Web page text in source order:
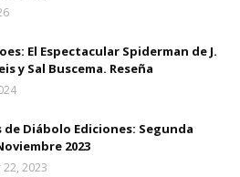
El Espectacular Spiderman de J.
y Sal Buscema. Reseña
de Diábolo Ediciones: Segunda
2023
2023